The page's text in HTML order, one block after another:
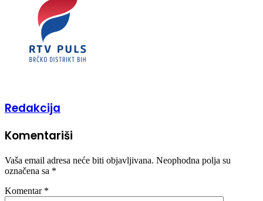
Redakcija
Komentariši
Vaša email adresa neće biti objavljivana. Neophodna polja su
označena sa *
Komentar *